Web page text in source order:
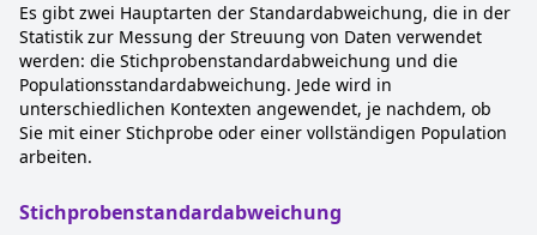
Es gibt zwei Hauptarten der Standardabweichung, die in der
Statistik zur Messung der Streuung von Daten verwendet
werden: die Stichprobenstandardabweichung und die
Populationsstandardabweichung. Jede wird in
unterschiedlichen Kontexten angewendet, je nachdem, ob
Sie mit einer Stichprobe oder einer vollständigen Population
arbeiten.
Stichprobenstandardabweichung